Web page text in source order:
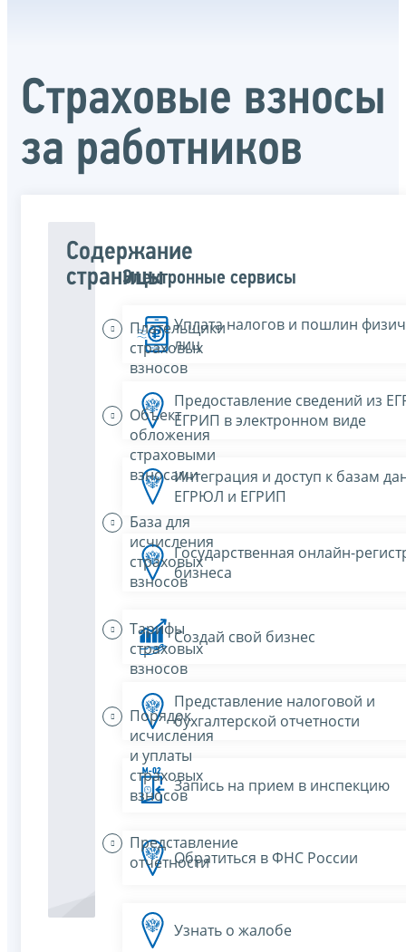
Страховые взносы
за работников
Содержание
страницы
Плательщики
страховых
взносов
Объект
обложения
страховыми
взносами
База для
исчисления
страховых
взносов
Тарифы
страховых
взносов
Порядок
исчисления
и уплаты
страховых
взносов
Представление
отчетности
Электронные сервисы
Уплата налогов и пошлин
лиц
Предоставление сведений из
ЕГРИП в электронном виде
Интеграция и доступ к базам
ЕГРЮЛ и ЕГРИП
Государственная онлайн-
бизнеса
Создай свой бизнес
Представление налоговой и
бухгалтерской отчетности
Запись на прием в инспекцию
Обратиться в ФНС России
Узнать о жалобе